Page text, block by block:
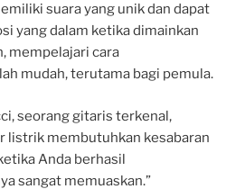
suara yang unik dan dapat
yang dalam ketika dimainkan
mempelajari cara
mudah, terutama bagi pemula.
seorang gitaris terkenal,
listrik membutuhkan kesabaran
Anda berhasil
sangat memuaskan.”